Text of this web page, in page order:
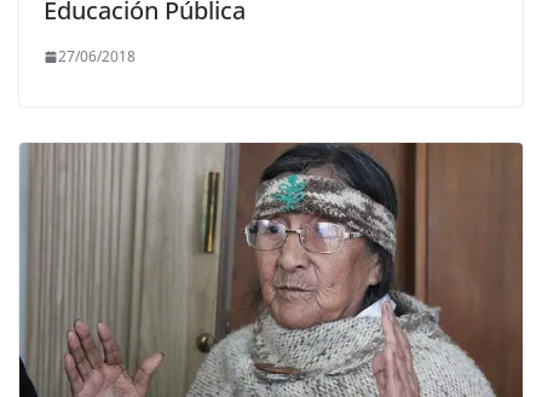
Educación Pública
27/06/2018